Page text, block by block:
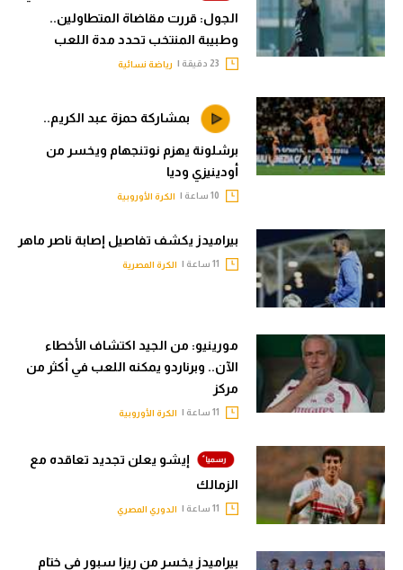
الجول: قررت مقاضاة المتطاولين..
وطبيبة المنتخب تحدد مدة اللعب
رياضة نسائية
بمشاركة حمزة عبد الكريم..
برشلونة يهزم نوتنجهام ويخسر من
أودينيزي وديا
الكرة الأوروبية
بيراميدز يكشف تفاصيل إصابة ناصر ماهر
الكرة المصرية
مورينيو: من الجيد اكتشاف الأخطاء
الآن.. وبرناردو يمكنه اللعب في أكثر من
مركز
الكرة الأوروبية
إيشو يعلن تجديد تعاقده مع
الزمالك
الدوري المصري
بيراميدز يخسر من ريزا سبور في ختام